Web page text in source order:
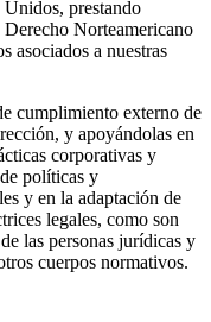
prestando
Derecho Norteamericano
asociados a nuestras
cumplimiento externo de
y apoyándolas en
corporativas y
políticas y
y en la adaptación de
legales, como son
las personas jurídicas y
cuerpos normativos.